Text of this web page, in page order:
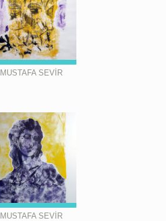
MUSTAFA SEVİR
MUSTAFA SEVİR